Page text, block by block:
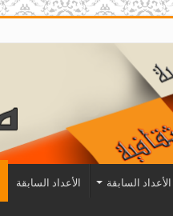
السابقة الأعداد السابقة